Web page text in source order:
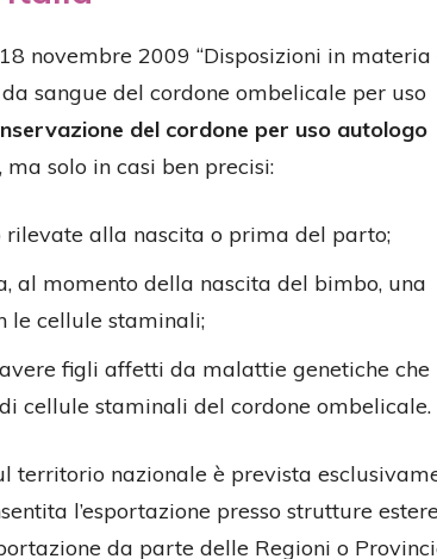
novembre 2009 “Disposizioni in materia
sangue del cordone ombelicale per uso
del cordone per uso autologo
solo in casi ben precisi:
rilevate alla nascita o prima del parto;
al momento della nascita del bimbo, una
le cellule staminali;
figli affetti da malattie genetiche che
di cellule staminali del cordone ombelicale.
territorio nazionale è prevista
l’esportazione presso strutture
da parte delle Regioni o